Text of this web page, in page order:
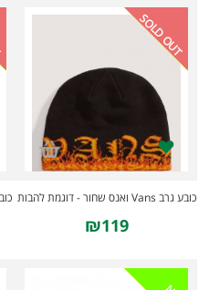
SOLD OUT
כובע גרב Vans ואנס שחור - דוגמת להבות
₪119